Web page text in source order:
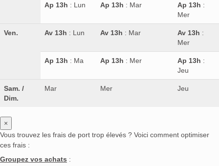
Ap 13h : Lun Ap 13h : Mar Ap 13h :
Mer
Ven. Av 13h : Lun Av 13h : Mar Av 13h :
Mer
Ap 13h : Ma Ap 13h : Mer Ap 13h :
Jeu
Sam. /
Dim.
Mar Mer Jeu
×
Vous trouvez les frais de port trop élevés ? Voici comment optimiser
ces frais :
Groupez vos achats :